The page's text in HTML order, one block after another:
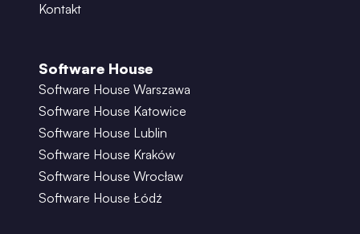
Kontakt
Software House
Software House Warszawa
Software House Katowice
Software House Lublin
Software House Kraków
Software House Wrocław
Software House Łódź